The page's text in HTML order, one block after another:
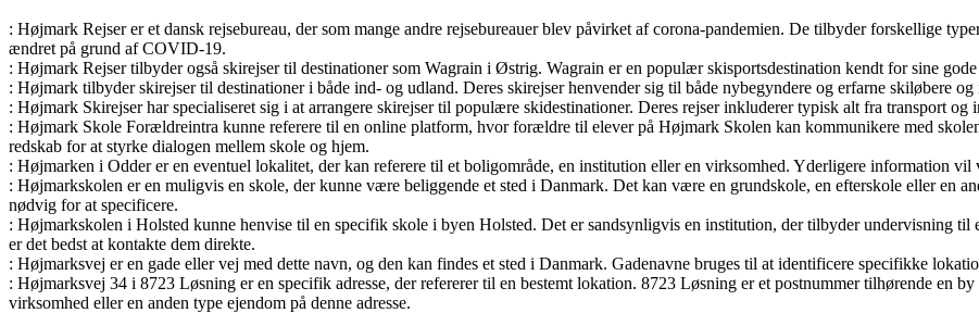
: Højmark Rejser er et dansk rejsebureau, der som mange andre rejsebureauer blev påvirket af corona-pandemien. De tilbyder forskellige
ændret på grund af COVID-19.
: Højmark Rejser tilbyder også skirejser til destinationer som Wagrain i Østrig. Wagrain er en populær skisportsdestination kendt for sine
: Højmark tilbyder skirejser til destinationer i både ind- og udland. Deres skirejser henvender sig til både nybegyndere og erfarne skiløbere
: Højmark Skirejser har specialiseret sig i at arrangere skirejser til populære skidestinationer. Deres rejser inkluderer typisk alt fra transport
: Højmark Skole Forældreintra kunne referere til en online platform, hvor forældre til elever på Højmark Skolen kan kommunikere med
redskab for at styrke dialogen mellem skole og hjem.
: Højmarken i Odder er en eventuel lokalitet, der kan referere til et boligområde, en institution eller en virksomhed. Yderligere information
: Højmarkskolen er en muligvis en skole, der kunne være beliggende et sted i Danmark. Det kan være en grundskole, en efterskole eller en
nødvig for at specificere.
: Højmarkskolen i Holsted kunne henvise til en specifik skole i byen Holsted. Det er sandsynligvis en institution, der tilbyder undervisning til
er det bedst at kontakte dem direkte.
: Højmarksvej er en gade eller vej med dette navn, og den kan findes et sted i Danmark. Gadenavne bruges til at identificere specifikke
: Højmarksvej 34 i 8723 Løsning er en specifik adresse, der refererer til en bestemt lokation. 8723 Løsning er et postnummer tilhørende en
virksomhed eller en anden type ejendom på denne adresse.